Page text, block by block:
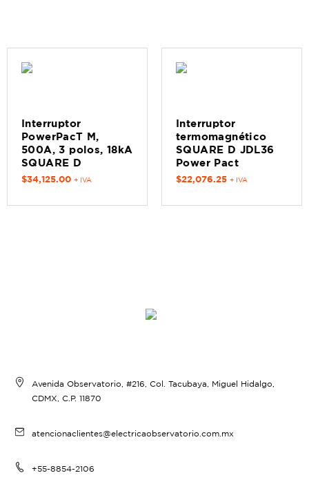
Interruptor
PowerPacT M,
500A, 3 polos, 18kA
SQUARE D
$34,125.00 + IVA
Interruptor
termomagnético
SQUARE D JDL36
Power Pact
$22,076.25 + IVA
Avenida Observatorio, #216, Col. Tacubaya, Miguel Hidalgo,
CDMX, C.P. 11870
atencionaclientes@electricaobservatorio.com.mx
+55-8854-2106